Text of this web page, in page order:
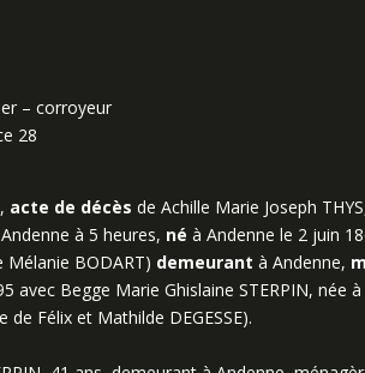
– corroyeur
28
acte de décès de Achille Marie Joseph
à 5 heures, né à Andenne le 2 juin
BODART) demeurant à Andenne,
avec Begge Marie Ghislaine STERPIN, née à
de Félix et Mathilde DEGESSE).